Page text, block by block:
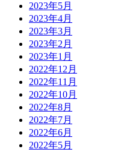
2023年5月
2023年4月
2023年3月
2023年2月
2023年1月
2022年12月
2022年11月
2022年10月
2022年8月
2022年7月
2022年6月
2022年5月